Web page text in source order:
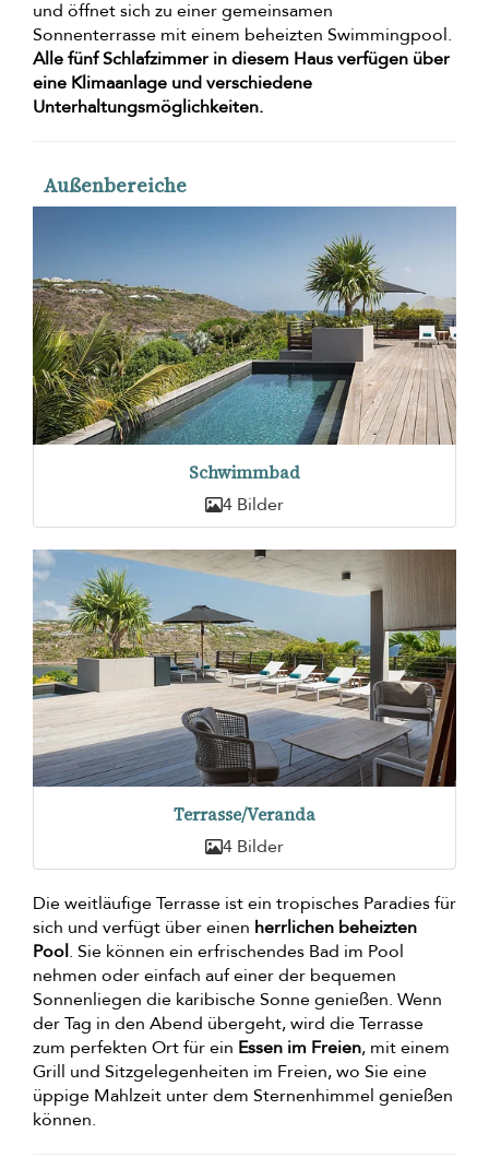
und öffnet sich zu einer gemeinsamen
Sonnenterrasse mit einem beheizten Swimmingpool.
Alle fünf Schlafzimmer in diesem Haus verfügen über
eine Klimaanlage und verschiedene
Unterhaltungsmöglichkeiten.
Außenbereiche
Schwimmbad
4 Bilder
Terrasse/Veranda
4 Bilder
Die weitläufige Terrasse ist ein tropisches Paradies für
sich und verfügt über einen herrlichen beheizten
Pool. Sie können ein erfrischendes Bad im Pool
nehmen oder einfach auf einer der bequemen
Sonnenliegen die karibische Sonne genießen. Wenn
der Tag in den Abend übergeht, wird die Terrasse
zum perfekten Ort für ein Essen im Freien, mit einem
Grill und Sitzgelegenheiten im Freien, wo Sie eine
üppige Mahlzeit unter dem Sternenhimmel genießen
können.